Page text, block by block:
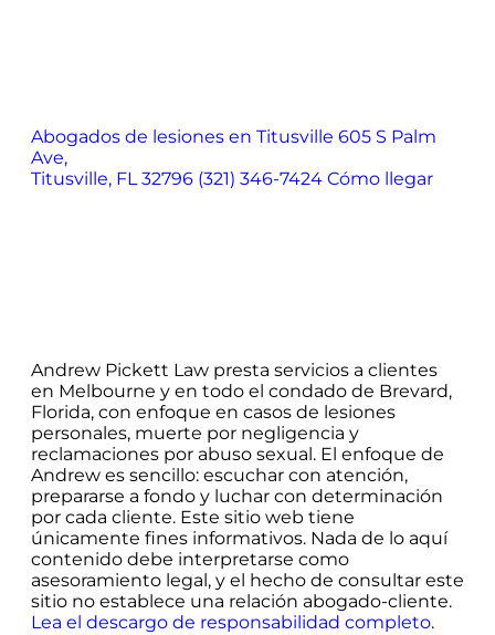
Abogados de lesiones en Titusville 605 S Palm
Ave,
Titusville, FL 32796 (321) 346-7424 Cómo llegar
Andrew Pickett Law presta servicios a clientes
en Melbourne y en todo el condado de Brevard,
Florida, con enfoque en casos de lesiones
personales, muerte por negligencia y
reclamaciones por abuso sexual. El enfoque de
Andrew es sencillo: escuchar con atención,
prepararse a fondo y luchar con determinación
por cada cliente. Este sitio web tiene
únicamente fines informativos. Nada de lo aquí
contenido debe interpretarse como
asesoramiento legal, y el hecho de consultar este
sitio no establece una relación abogado-cliente.
Lea el descargo de responsabilidad completo.